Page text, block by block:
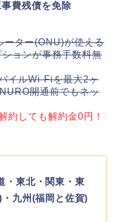
費残債を免除
ター(ONU)が使える
ションが事務手数料無
イルWi-Fiを最大2ヶ
開通前でもネッ
約しても解約金0円！
・東北・関東・東
九州(福岡と佐賀)